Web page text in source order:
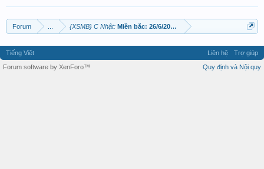
Forum {XSMB} C Nhật: Miền bắc: 26/6/2016 tiếp nối nối tiếp tiếp nối
Tiếng Việt Liên hệ
Trợ giúp
Quy định và Nội quy
Forum software by XenForo™